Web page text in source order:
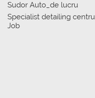
Sudor Auto_de lucru
Specialist detailing centru
Job